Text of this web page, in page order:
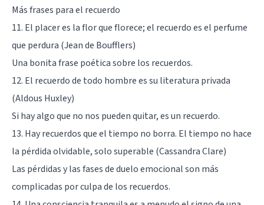
Más frases para el recuerdo
11. El placer es la flor que florece; el recuerdo es el perfume
que perdura (Jean de Boufflers)
Una bonita frase poética sobre los recuerdos.
12. El recuerdo de todo hombre es su literatura privada
(Aldous Huxley)
Si hay algo que no nos pueden quitar, es un recuerdo.
13. Hay recuerdos que el tiempo no borra. El tiempo no hace
la pérdida olvidable, solo superable (Cassandra Clare)
Las pérdidas y las fases de duelo emocional son más
complicadas por culpa de los recuerdos.